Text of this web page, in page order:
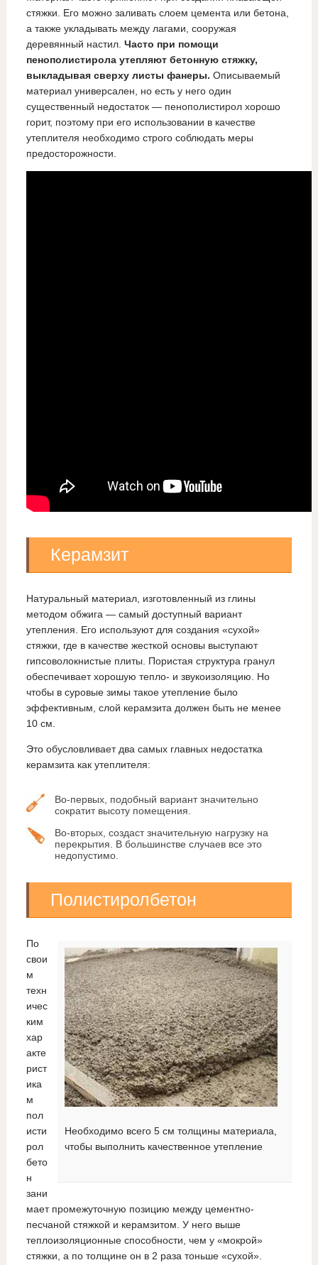
стяжки. Его можно заливать слоем цемента или бетона,
а также укладывать между лагами, сооружая
деревянный настил. Часто при помощи
пенополистирола утепляют бетонную стяжку,
выкладывая сверху листы фанеры. Описываемый
материал универсален, но есть у него один
существенный недостаток — пенополистирол хорошо
горит, поэтому при его использовании в качестве
утеплителя необходимо строго соблюдать меры
предосторожности.
Керамзит
Натуральный материал, изготовленный из глины
методом обжига — самый доступный вариант
утепления. Его используют для создания «сухой»
стяжки, где в качестве жесткой основы выступают
гипсоволокнистые плиты. Пористая структура гранул
обеспечивает хорошую тепло- и звукоизоляцию. Но
чтобы в суровые зимы такое утепление было
эффективным, слой керамзита должен быть не менее
10 см.
Это обусловливает два самых главных недостатка
керамзита как утеплителя:
Во-первых, подобный вариант значительно
сократит высоту помещения.
Во-вторых, создаст значительную нагрузку на
перекрытия. В большинстве случаев все это
недопустимо.
Полистиролбетон
Необходимо всего 5 см толщины материала,
чтобы выполнить качественное утепление
По
свои
м
техн
ичес
ким
хар
акте
рист
ика
м
пол
исти
рол
бето
н
зани
мает промежуточную позицию между цементно-
песчаной стяжкой и керамзитом. У него выше
теплоизоляционные способности, чем у «мокрой»
стяжки, а по толщине он в 2 раза тоньше «сухой».